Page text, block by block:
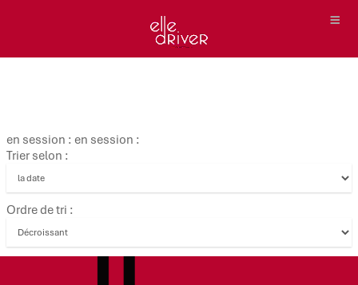
en session : en session :
Trier selon :
Ordre de tri :